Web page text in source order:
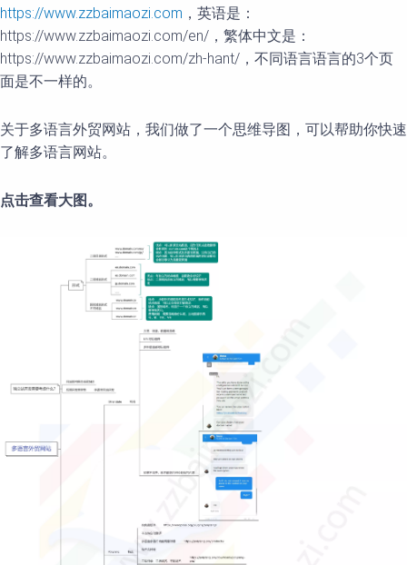
https://www.zzbaimaozi.com ，英语是：
https://www.zzbaimaozi.com/en/，繁体中文是：
https://www.zzbaimaozi.com/zh-hant/，不同语言语言的3个页
面是不一样的。
关于多语言外贸网站，我们做了一个思维导图，可以帮助你快速
了解多语言网站。
点击查看大图。